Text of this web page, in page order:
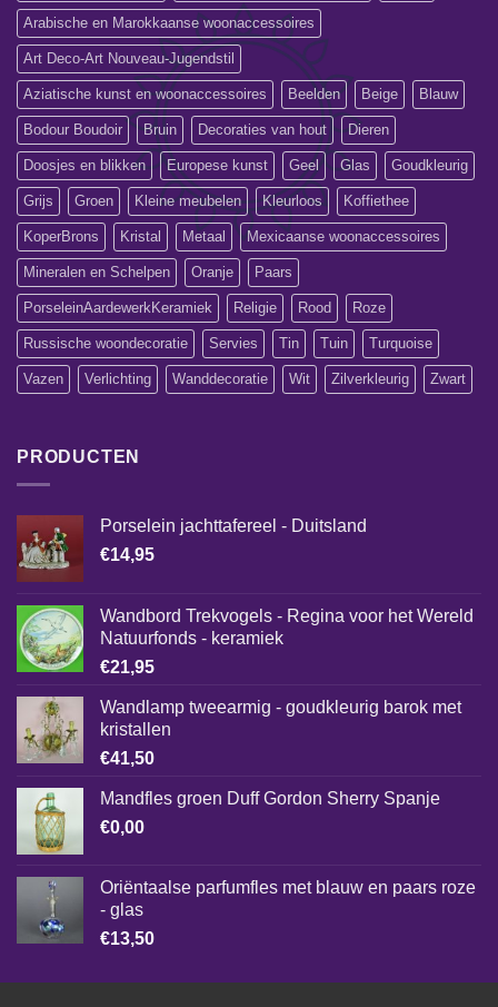
Arabische en Marokkaanse woonaccessoires
Art Deco-Art Nouveau-Jugendstil
Aziatische kunst en woonaccessoires Beelden Beige Blauw
Bodour Boudoir Bruin Decoraties van hout Dieren
Doosjes en blikken Europese kunst Geel Glas Goudkleurig
Grijs Groen Kleine meubelen Kleurloos Koffiethee
KoperBrons Kristal Metaal Mexicaanse woonaccessoires
Mineralen en Schelpen Oranje Paars
PorseleinAardewerkKeramiek Religie Rood Roze
Russische woondecoratie Servies Tin Tuin Turquoise
Vazen Verlichting Wanddecoratie Wit Zilverkleurig Zwart
PRODUCTEN
Porselein jachttafereel - Duitsland
€14,95
Wandbord Trekvogels - Regina voor het Wereld
Natuurfonds - keramiek
€21,95
Wandlamp tweearmig - goudkleurig barok met
kristallen
€41,50
Mandfles groen Duff Gordon Sherry Spanje
€0,00
Oriëntaalse parfumfles met blauw en paars roze
- glas
€13,50